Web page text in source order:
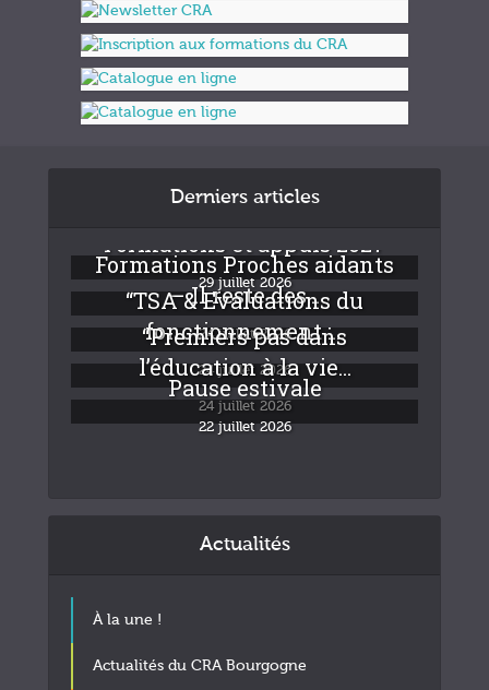
Derniers articles
Formations et appuis 2027
29 juillet 2026
Formations Proches aidants
– Il reste des...
24 juillet 2026
“TSA & Evaluations du
fonctionnement :...
24 juillet 2026
“Premiers pas dans
l’éducation à la vie...
24 juillet 2026
Pause estivale
22 juillet 2026
Actualités
À la une !
Actualités du CRA Bourgogne